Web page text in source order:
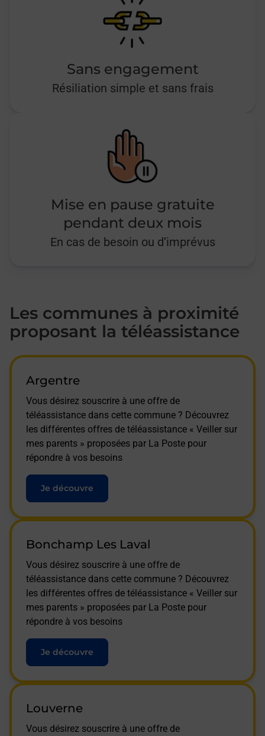
Sans engagement
Résiliation simple et sans frais
Mise en pause gratuite
pendant deux mois
En cas de besoin ou d’imprévus
Les communes à proximité
proposant la téléassistance
Argentre
Vous désirez souscrire à une offre de
téléassistance dans cette commune ? Découvrez
les différentes offres de téléassistance « Veiller sur
mes parents » proposées par La Poste pour
répondre à vos besoins
Je découvre
Bonchamp Les Laval
Vous désirez souscrire à une offre de
téléassistance dans cette commune ? Découvrez
les différentes offres de téléassistance « Veiller sur
mes parents » proposées par La Poste pour
répondre à vos besoins
Je découvre
Louverne
Vous désirez souscrire à une offre de